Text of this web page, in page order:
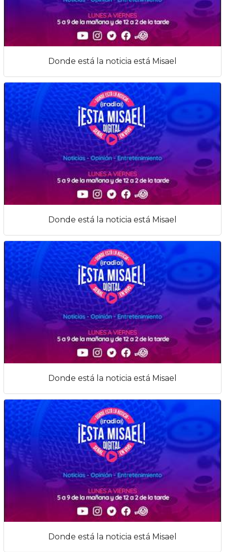
Donde está la noticia está Misael
Donde está la noticia está Misael
Donde está la noticia está Misael
Donde está la noticia está Misael